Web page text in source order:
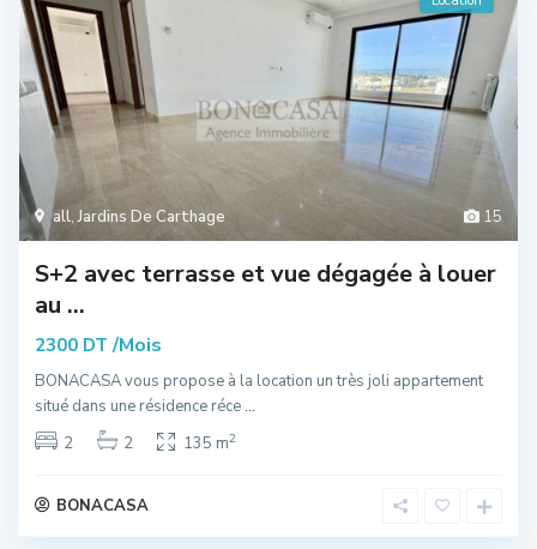
15
all,Jardins De Carthage
S+2 avec terrasse et vue dégagée à louer
au ...
2300 DT /Mois
BONACASA vous propose à la location un très joli appartement
situé dans une résidence réce...
2
2 135 m2
BONACASA